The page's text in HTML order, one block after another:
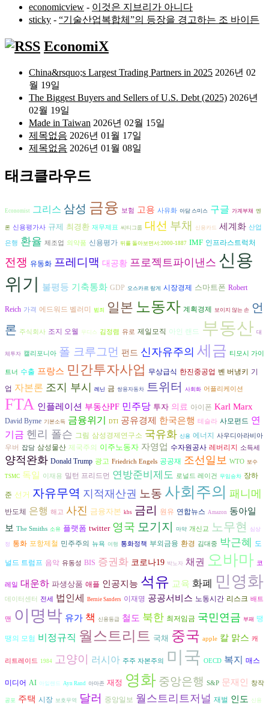
economicview - 이것은 지브리가 아니다
sticky - “기술산업복합체”의 등장을 경고하는 조 바이든
EconomiX
China&rsquo;s Largest Trading Partners in 2025 2026년 02
월 19일
The Biggest Buyers and Sellers of U.S. Debt (2025) 2026년
02월 19일
Made in Taiwan 2026년 02월 15일
제목없음 2026년 01월 17일
제목없음 2026년 01월 08일
태크클라우드
Economist 그리스 삼성 금융 보험 고용 사유화 아담 스미스 구글 가계부채 엔
론 신용평가사 규제 최경환 재무제표 씨티그룹 대선 부채 신용카드 세계화 산업
은행 환율 제조업 의약품 신용평가 뒤를 돌아보면서:2000-1887 IMF 인프라스트럭처
전쟁 유동화 프레디맥 대공황 프로젝트파이낸스 신용
위기
불평등 기축통화 GDP 오스카르 랑게 시장경제 스마트폰 Robert
Reich 가격 에드워드 벨러미 범죄 일본 노동자 계획경제 보이지 않는 손 언
론 주식회사 조지 오웰 무디스 김정렴 유로 제일모직 아인 랜드 부동산 대
체투자 캘리포니아 폴 크루그먼 펀드 신자유주의 세금 티모시 가이
트너 수출 프랑스 민간투자사업 무상급식 한진중공업 벤 버냉키 기
업 자본론 조지 부시 레닌 금 쌍용자동차 트위터 사회화 어플리케이션
FTA 인플레이션 부동산PF 민주당 투자 의료 아이폰 Karl Marx
David Byrne 기본소득 금융위기 DTI 공유경제 한국은행 테슬라 사모펀드 연
기금 헨리 폴슨 그림 삼성경제연구소 국유화 신용 에너지 사우디아라비아
우버 잡담 삼성물산 제국주의 이주노동자 자영업 수자원공사 레버리지 소득세
양적완화 Donald Trump 광고 Friedrich Engels 공공재 조선일보 WTO 보수
TSMC 독일 이재용 밀턴 프리드먼 연방준비제도 로널드 레이건 무임승차 장하
준 선거 자유무역 지적재산권 노동 사회주의 패니메
반도체 은행 해고 사진 금융자본 kbs 금리 원유 연합뉴스 Amazon 동아일
보 The Smiths 소유 플랫폼 twitter 영국 모기지 마약 개신교 노무현 심상
정 통화 포항제철 민주주의 뉴욕 여행 통화정책 부외금융 환경 김대중 박근혜 도
널드 트럼프 음악 유동성 BIS 증권화 코로나19 박노자 채권 오바마 코
레일 대운하 파생상품 애플 인공지능 석유 교육 화폐 민영화
데이터센터 전세 법인세 Bernie Sanders 이재명 공공서비스 노동시간 리스크 배트
맨 이명박 유가 책 신용등급 철도 북한 최저임금 국민연금 부패 땡
땡의 모험 비정규직 월스트리트 국채 중국 apple 칼 맑스 캐
리트레이드 1984 고양이 러시아 주주 자본주의 미국 OECD 복지 매스
미디어 AI 아일랜드 Ayn Rand 아마존 재정 영화 중앙은행 S&P 문재인 창작
공포 주택 시장 보호무역 달러 중앙일보 월스트리트저널 재벌 인도 신용